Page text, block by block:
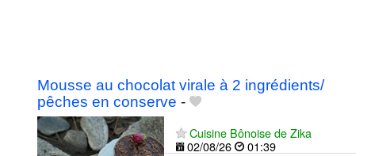
Mousse au chocolat virale à 2 ingrédients/
pêches en conserve -
Cuisine Bônoise de Zika
02/08/26
01:39